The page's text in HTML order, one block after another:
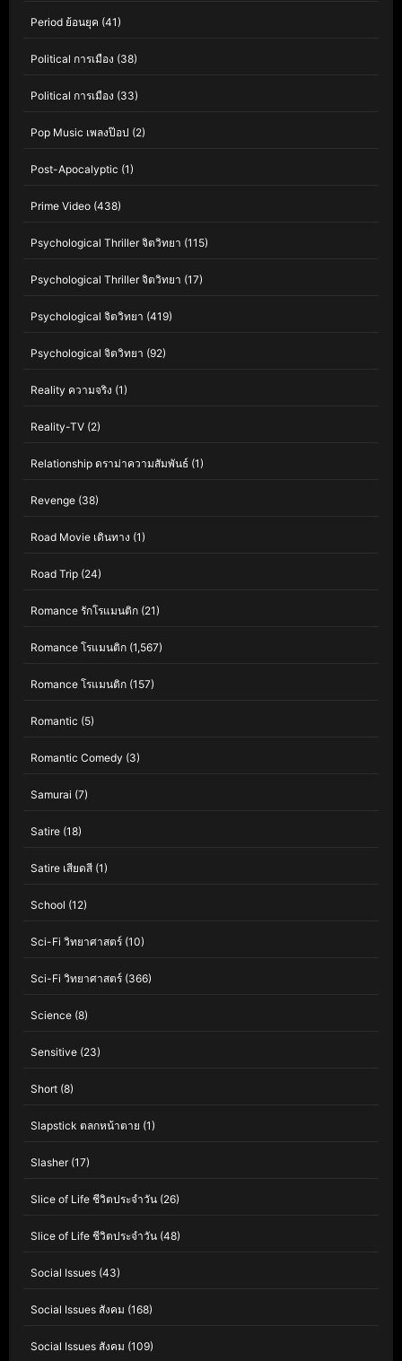
Period ย้อนยุค (41)
Political การเมือง (38)
Political การเมือง (33)
Pop Music เพลงป๊อป (2)
Post-Apocalyptic (1)
Prime Video (438)
Psychological Thriller จิตวิทยา (115)
Psychological Thriller จิตวิทยา (17)
Psychological จิตวิทยา (419)
Psychological จิตวิทยา (92)
Reality ความจริง (1)
Reality-TV (2)
Relationship ดราม่าความสัมพันธ์ (1)
Revenge (38)
Road Movie เดินทาง (1)
Road Trip (24)
Romance รักโรแมนติก (21)
Romance โรแมนติก (1,567)
Romance โรแมนติก (157)
Romantic (5)
Romantic Comedy (3)
Samurai (7)
Satire (18)
Satire เสียดสี (1)
School (12)
Sci-Fi วิทยาศาสตร์ (10)
Sci-Fi วิทยาศาสตร์ (366)
Science (8)
Sensitive (23)
Short (8)
Slapstick ตลกหน้าตาย (1)
Slasher(17)
Slice of Life ชีวิตประจำวัน (26)
Slice of Life ชีวิตประจำวัน (48)
Social Issues (43)
Social Issues สังคม (168)
Social Issues สังคม (109)